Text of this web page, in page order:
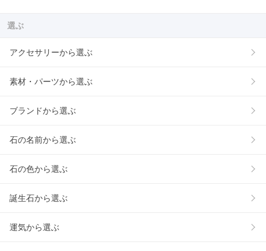
選ぶ
アクセサリーから選ぶ
素材・パーツから選ぶ
ブランドから選ぶ
石の名前から選ぶ
石の色から選ぶ
誕生石から選ぶ
運気から選ぶ